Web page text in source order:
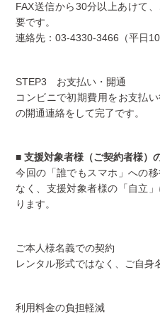
FAX送信から30分以上あけて
要です。
連絡先：03-4330-3466（平日
STEP3 お支払い・開通
コンビニで初期費用をお支払
の開通連絡をして完了です。
■ 支援対象者様（ご契約者様）
今回の「誰でもスマホ」への
なく、支援対象者様の「自立
ります。
ご本人様名義での契約
レンタル形式ではなく、ご自身
利用料金の負担軽減